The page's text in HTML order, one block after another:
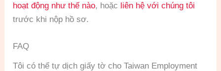
hoạt động như thế nào, hoặc liên hệ với chúng tôi
trước khi nộp hồ sơ.
FAQ
Tôi có thể tự dịch giấy tờ cho Taiwan Employment